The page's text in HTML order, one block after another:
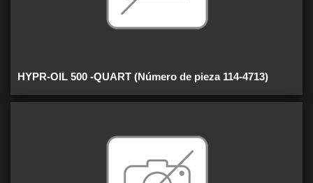
HYPR-OIL 500 -QUART (Número de pieza 114-4713)